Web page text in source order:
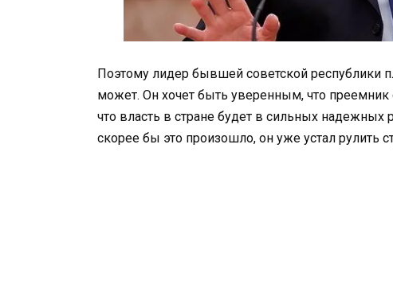
Поэтому лидер бывшей советской республики
может. Он хочет быть уверенным, что
что власть в стране будет в сильных надежных
скорее бы это произошло, он уже устал рулить